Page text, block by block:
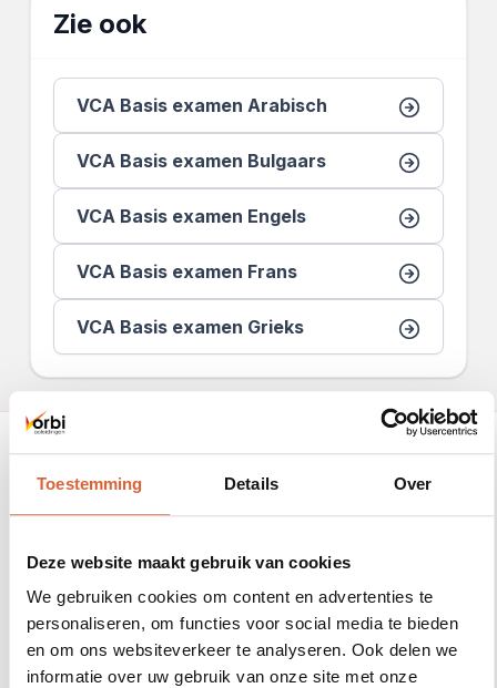
Toestemming Details Over
Deze website maakt gebruik van cookies
We gebruiken cookies om content en advertenties te
personaliseren, om functies voor social media te bieden
en om ons websiteverkeer te analyseren. Ook delen we
informatie over uw gebruik van onze site met onze
Zie ook
VCA Basis examen Arabisch
VCA Basis examen Bulgaars
VCA Basis examen Engels
VCA Basis examen Frans
VCA Basis examen Grieks
Rated 5 stars on Google
Rated 5 stars on Springest